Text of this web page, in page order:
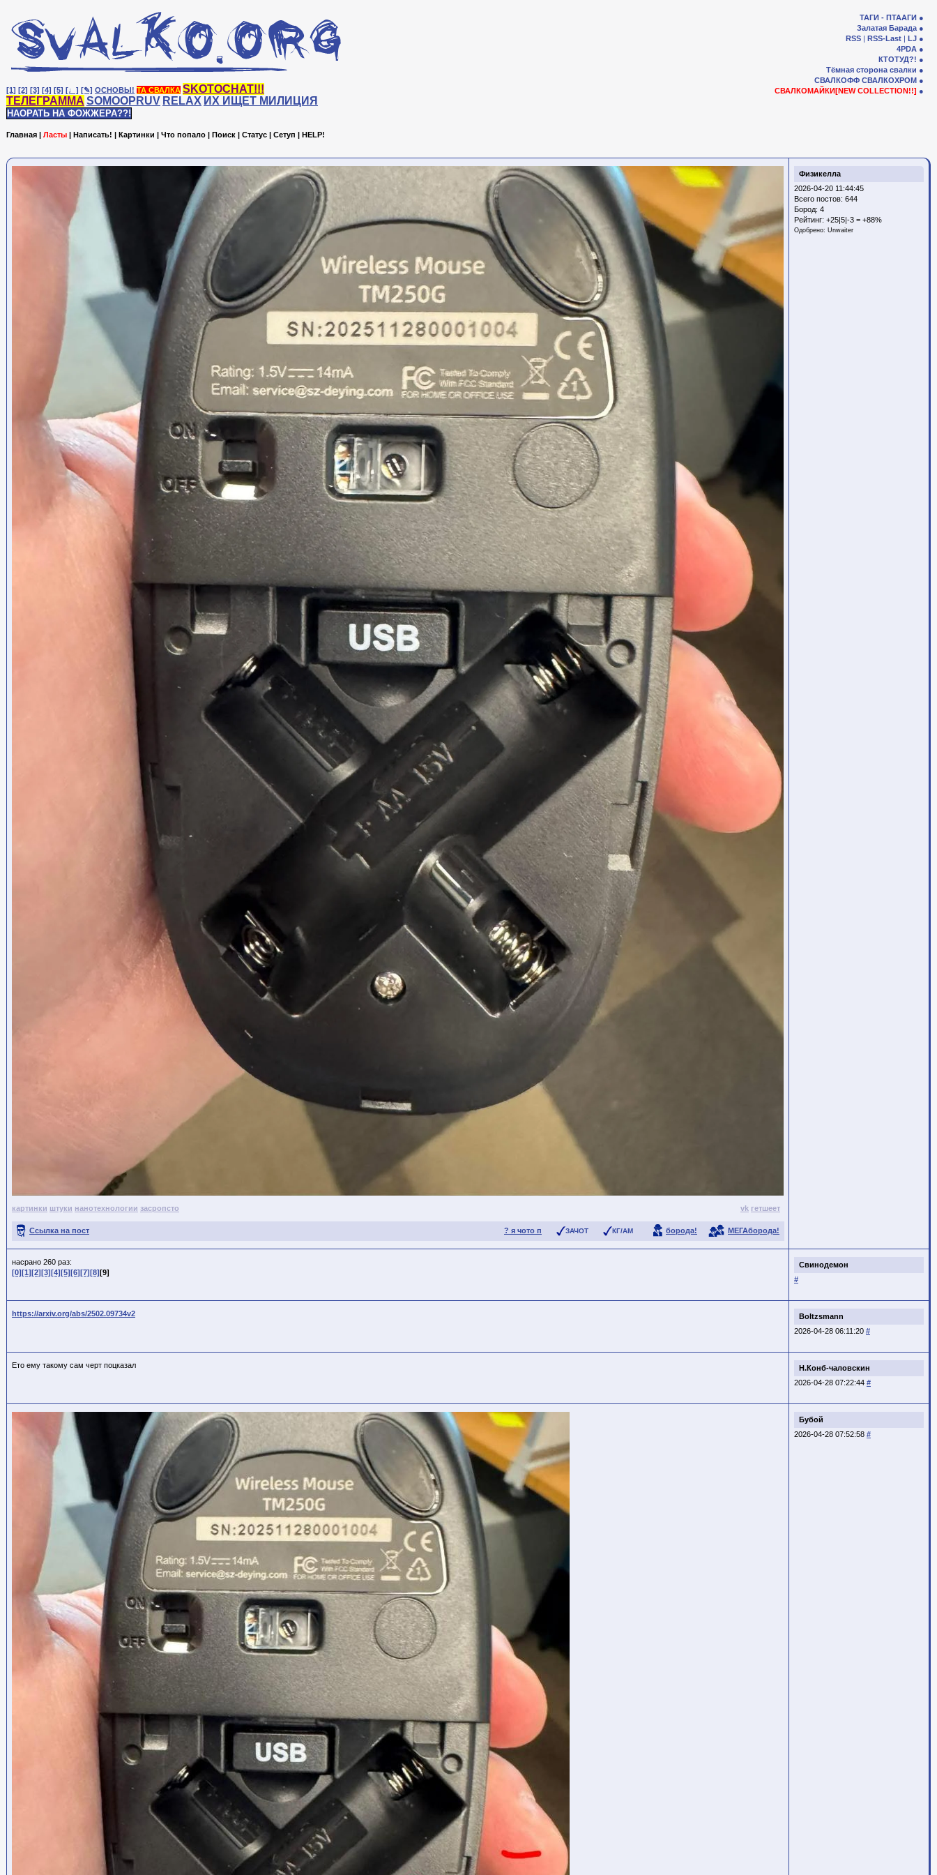
[1] [2] [3] [4] [5] [♩] [✎] ОСНОВЫ! ТА СВАЛКА SKOTOCHAT!!!
ТЕЛЕГРАММА SOMOOPRUV RELAX ИХ ИЩЕТ МИЛИЦИЯ
НАОРАТЬ НА ФОЖЖЕРА??!
ТАГИ - ПТААГИ
Залатая Барада
RSS | RSS-Last | LJ
4PDA
КТОТУД?!
Тёмная сторона свалки
СВАЛКОФФ СВАЛКОХРОМ
СВАЛКОМАЙКИ[NEW COLLECTION!!]
Главная | Ласты | Написать! | Картинки | Что попало | Поиск | Статус | Сетуп | HELP!
Физикелла
2026-04-20 11:44:45
Всего постов: 644
Бород: 4
Рейтинг: +25|5|-3 = +88%
Одобрено: Unwaiter
картинки штуки нанотехнологии засропсто vk гетшеет
? я чото п ЗАЧОТ КГ/АМ борода! МЕГАборода!
Ссылка на пост
Свинодемон
#
насрано 260 раз:
[0][1][2][3][4][5][6][7][8][9]
Boltzsmann
2026-04-28 06:11:20 #
https://arxiv.org/abs/2502.09734v2
Н.Конб-чаловскин
2026-04-28 07:22:44 #
Ето ему такому сам черт поцказал
Бубой
2026-04-28 07:52:58 #